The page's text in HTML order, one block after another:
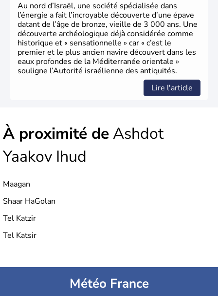
Au nord d’Israël, une société spécialisée dans
l’énergie a fait l’incroyable découverte d’une épave
datant de l’âge de bronze, vieille de 3 000 ans. Une
découverte archéologique déjà considérée comme
historique et « sensationnelle » car « c’est le
premier et le plus ancien navire découvert dans les
eaux profondes de la Méditerranée orientale »
souligne l’Autorité israélienne des antiquités.
Lire l'article
À proximité deAshdot
Yaakov Ihud
Maagan
Shaar HaGolan
Tel Katzir
Tel Katsir
Météo France